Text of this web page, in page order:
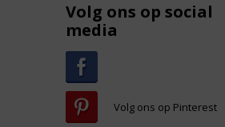
Volg ons op social
media
Volg ons op Pinterest